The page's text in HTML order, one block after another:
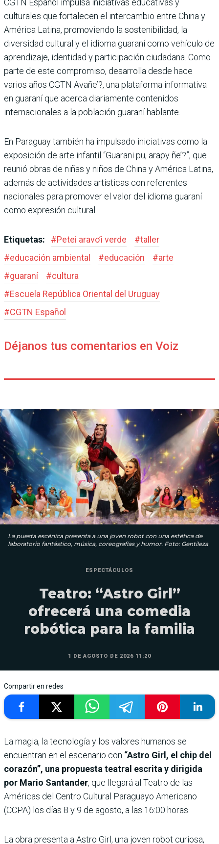
culturales que fortalecen el intercambio entre China y
América Latina, promoviendo la sostenibilidad, la
diversidad cultural y el idioma guaraní como vehículo de
aprendizaje, identidad y participación ciudadana. Como
parte de este compromiso, desarrolla desde hace
varios años CGTN Avañe’?, una plataforma informativa
en guaraní que acerca diariamente contenidos
internacionales a la población guaraní hablante.
En Paraguay también ha impulsado iniciativas como la
exposición de arte infantil “Guarani pu, arapy ñe’?”, que
reunió obras de niñas y niños de China y América Latina,
además de actividades artísticas con referentes
nacionales para promover el valor del idioma guaraní
como expresión cultural.
Etiquetas: #Petei aravo’i verde #taller
#educación ambiental #educación #arte
#guaraní #cultura
#Escuela República Oriental del Uruguay
#CGTN Español
Déjanos tus comentarios en Voiz
La puesta escénica presenta a una joven robot con una estética de
laboratorio fantástico, música, coreografías y humor. Foto: Gentileza
ESPECTÁCULOS
Teatro: “Astro Girl”
ofrecerá una comedia
robótica para la familia
1 DE AGOSTO DE 2026 11:20
Compartir en redes
La magia, la tecnología y los valores humanos se
encuentran en el escenario con “Astro Girl, el chip del
corazón”, una propuesta teatral escrita y dirigida
por Mario Santander, que llegará al Teatro de las
Américas del Centro Cultural Paraguayo Americano
(CCPA) los días 8 y 9 de agosto, a las 16:00 horas.
La obra presenta a Astro Girl, una joven robot curiosa,